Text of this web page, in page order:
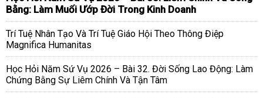
Bằng: Làm Muối Ướp Đời Trong Kinh Doanh
Trí Tuệ Nhân Tạo Và Trí Tuệ Giáo Hội Theo Thông Điệp
Magnifica Humanitas
Học Hỏi Năm Sứ Vụ 2026 – Bài 32. Đời Sống Lao Động: Làm
Chứng Bằng Sự Liêm Chính Và Tận Tâm